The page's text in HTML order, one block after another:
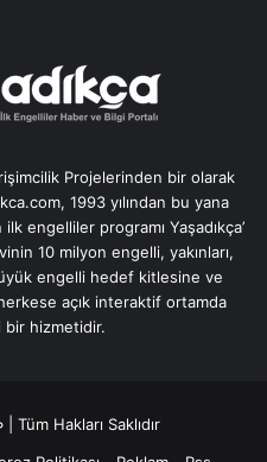
Projelerinden bir olarak
1993 yılından bu yana
engelliler programı Yaşadıkça’
10 milyon engelli, yakınları,
engelli hedef kitlesine ve
açık interaktif ortamda
bir hizmetidir.
Hakları Saklıdır